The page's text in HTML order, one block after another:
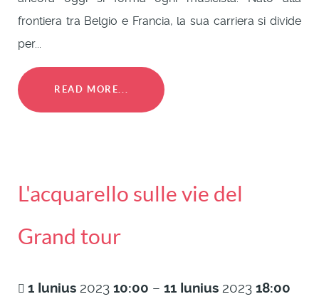
frontiera tra Belgio e Francia, la sua carriera si divide
per...
READ MORE...
L'acquarello sulle vie del
Grand tour
1 Iunius 2023 10:00 – 11 Iunius 2023 18:00